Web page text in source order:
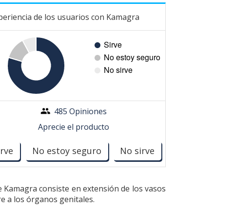
de los usuarios con Kamagra
485 Opiniones
Aprecie el producto
No estoy seguro No sirve
Kamagra consiste en extensión de los vasos
a los órganos genitales.